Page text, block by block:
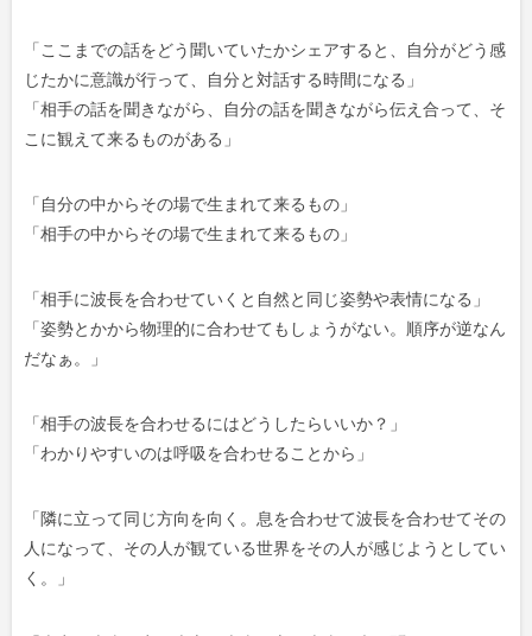
「ここまでの話をどう聞いていたかシェアすると、自分がどう感
じたかに意識が行って、自分と対話する時間になる」
「相手の話を聞きながら、自分の話を聞きながら伝え合って、そ
こに観えて来るものがある」
「自分の中からその場で生まれて来るもの」
「相手の中からその場で生まれて来るもの」
「相手に波長を合わせていくと自然と同じ姿勢や表情になる」
「姿勢とかから物理的に合わせてもしょうがない。順序が逆なん
だなぁ。」
「相手の波長を合わせるにはどうしたらいいか？」
「わかりやすいのは呼吸を合わせることから」
「隣に立って同じ方向を向く。息を合わせて波長を合わせてその
人になって、その人が観ている世界をその人が感じようとしてい
く。」